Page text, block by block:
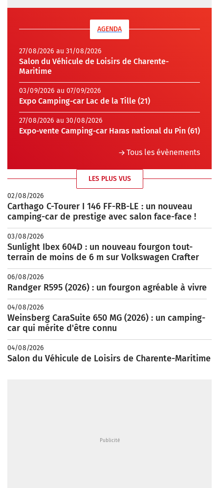
AGENDA
27/08/2026 au 31/08/2026
Salon du Véhicule de Loisirs de Charente-
Maritime
03/09/2026 au 07/09/2026
Expo Camping-car Lac de la Tille (21)
27/08/2026 au 30/08/2026
Expo-vente Camping-car Haras national du Pin (61)
Tous les évènements
LES PLUS VUS
02/08/2026
Carthago C-Tourer I 146 FF-RB-LE : un nouveau
camping-car de prestige avec salon face-face !
03/08/2026
Sunlight Ibex 604D : un nouveau fourgon tout-
terrain de moins de 6 m sur Volkswagen Crafter
06/08/2026
Randger R595 (2026) : un fourgon agréable à vivre
04/08/2026
Weinsberg CaraSuite 650 MG (2026) : un camping-
car qui mérite d'être connu
04/08/2026
Salon du Véhicule de Loisirs de Charente-Maritime